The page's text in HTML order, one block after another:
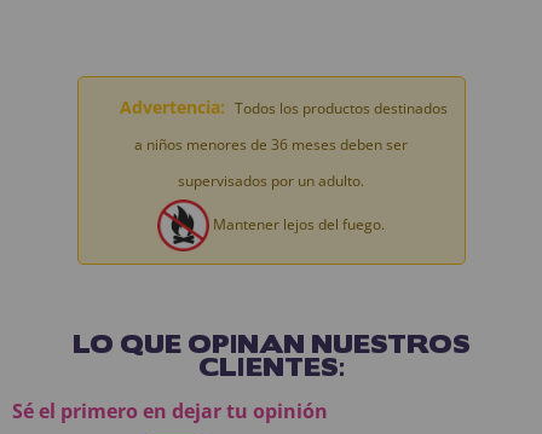
Advertencia: Todos los productos destinados
a niños menores de 36 meses deben ser
supervisados por un adulto.
Mantener lejos del fuego.
LO QUE OPINAN NUESTROS
CLIENTES:
Sé el primero en dejar tu opinión